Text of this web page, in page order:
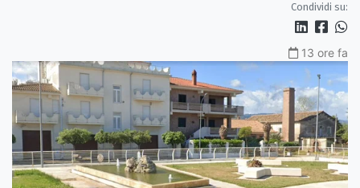
Condividi su:
13 ore fa